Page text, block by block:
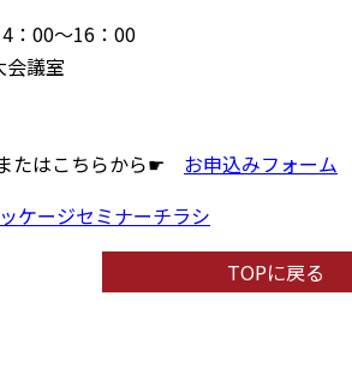
00～16：00
議室
たはこちらから☛ お申込みフォーム
ケージセミナーチラシ
TOPに戻る